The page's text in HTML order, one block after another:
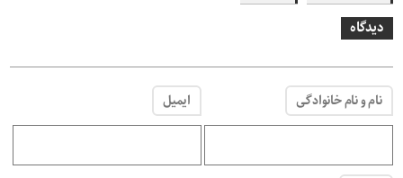
دیدگاه
نام و نام خانوادگی ایمیل